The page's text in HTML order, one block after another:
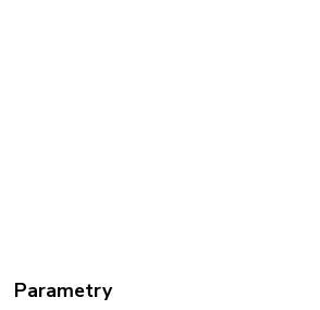
Parametry